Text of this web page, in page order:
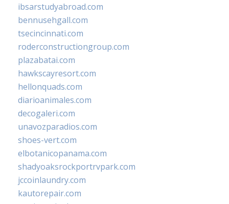
ibsarstudyabroad.com
bennusehgall.com
tsecincinnati.com
roderconstructiongroup.com
plazabatai.com
hawkscayresort.com
hellonquads.com
diarioanimales.com
decogaleri.com
unavozparadios.com
shoes-vert.com
elbotanicopanama.com
shadyoaksrockportrvpark.com
jccoinlaundry.com
kautorepair.com